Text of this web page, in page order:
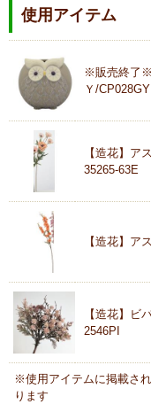
使用アイテム
※販売終了
Ｙ/CP028GY
【造花】ア
35265-63E
【造花】ア
【造花】ビ
2546PI
※使用アイテムに掲載さ
ります